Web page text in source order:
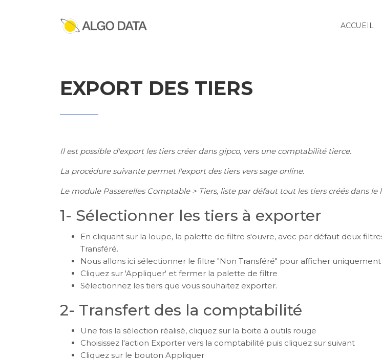
ACCUEIL
EXPORT DES TIERS
Il est possible d'export les tiers créer dans gipco, vers une comptabilité tierce.
La procédure suivante permet l'export des tiers vers sage online.
Le module Passerelles Comptable > Tiers, liste par défaut tout les tiers créés dans le
1- Sélectionner les tiers à exporter
En cliquant sur la loupe, la palette de filtre s'ouvre, avec par défaut deux
Transféré.
Nous allons ici sélectionner le filtre "Non Transféré" pour afficher
Cliquez sur 'Appliquer' et fermer la palette de filtre
Sélectionnez les tiers que vous souhaitez exporter.
2- Transfert des la comptabilité
Une fois la sélection réalisé, cliquez sur la boite à outils rouge
Choisissez l'action Exporter vers la comptabilité puis cliquez sur suivant
Cliquez sur le bouton Appliquer